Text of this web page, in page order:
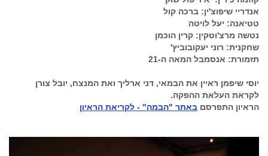
אנדריי שיפוצ'ין: ברכה קול
טטיאנה: יעל לויטה
נטשה מרצ'וטקין: קרין הוכמן
שחקנית: רוני יעקובוביץ'
תזמורת: אנסמבל המאה ה-21
יוסי שיפמן ראיין את הבמאי, דני ארליך ואת המנצח, יובל צורן
לקראת העלאת ההפקה.
הראיון התפרסם באתר "הבמה" - לקריאת הראיון